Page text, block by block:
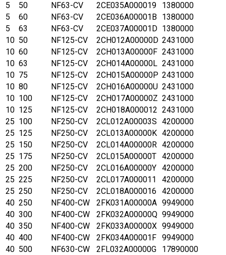
5
50 NF63-CV 2CE035A000019
1380000
5
60 NF63-CV 2CE036A00001B 1380000
5
63 NF63-CV 2CE037A00001D 1380000
10 50 NF125-CV 2CH012A00000D 2431000
10 60 NF125-CV 2CH013A00000F 2431000
10 63 NF125-CV 2CH014A00000L 2431000
10 75 NF125-CV 2CH015A00000P 2431000
10 80 NF125-CV 2CH016A00000U 2431000
10 100 NF125-CV 2CH017A00000Z 2431000
10 125 NF125-CV 2CH018A000012 2431000
25 100 NF250-CV 2CL012A00003S 4200000
25 125 NF250-CV 2CL013A00000K 4200000
25 150 NF250-CV 2CL014A00000R 4200000
25 175 NF250-CV 2CL015A00000T 4200000
25 200 NF250-CV 2CL016A00000Y 4200000
25 225 NF250-CV 2CL017A000011
4200000
25 250 NF250-CV 2CL018A000016
4200000
40 250 NF400-CW 2FK031A00000A 9949000
40 300 NF400-CW 2FK032A00000Q 9949000
40 350 NF400-CW 2FK033A00000X 9949000
40 400 NF400-CW 2FK034A00001F 9949000
40 500 NF630-CW 2FL032A00000G
17890000